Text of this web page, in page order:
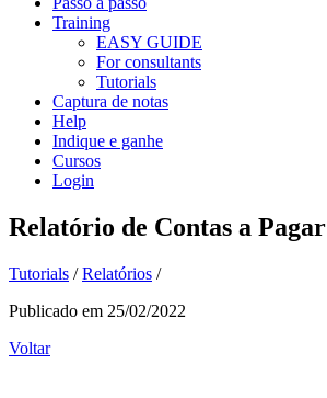
Training
EASY GUIDE
For consultants
Tutorials
Captura de notas
Help
Indique e ganhe
Cursos
Login
Relatório de Contas a Pagar
Tutorials / Relatórios /
Publicado em 25/02/2022
Voltar